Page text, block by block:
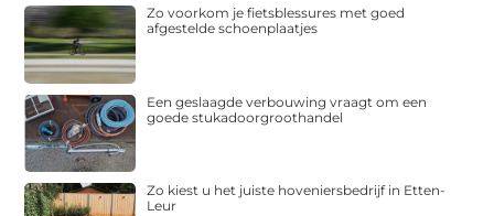
Zo voorkom je fietsblessures met goed
afgestelde schoenplaatjes
Een geslaagde verbouwing vraagt om een
goede stukadoorgroothandel
Zo kiest u het juiste hoveniersbedrijf in Etten-
Leur